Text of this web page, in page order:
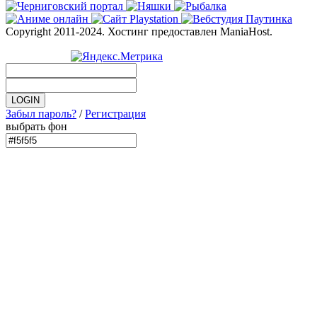
Copyright 2011-2024. Хостинг предоставлен ManiaHost.
Забыл пароль? /Регистрация
выбрать фон